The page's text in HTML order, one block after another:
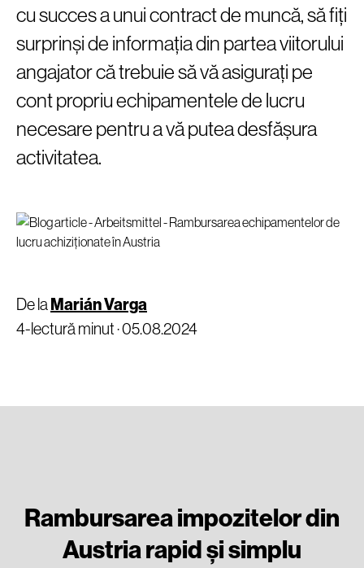
cu succes a unui contract de muncă, să fiți
surprinși de informația din partea viitorului
angajator că trebuie să vă asigurați pe
cont propriu echipamentele de lucru
necesare pentru a vă putea desfășura
activitatea.
De laMarián Varga
4-lectură minut ·05.08.2024
Rambursarea impozitelor din
Austria rapid și simplu